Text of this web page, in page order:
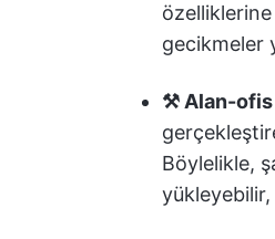
gecikmeler
⚒️ Alan-ofis
Böylelikle,
yükleyebilir,